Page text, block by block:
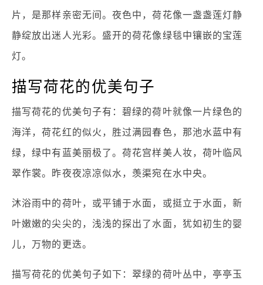
片，是那样亲密无间。夜色中，荷花像一盏盏莲灯静
静绽放出迷人光彩。盛开的荷花像绿毯中镶嵌的宝莲
灯。
描写荷花的优美句子
描写荷花的优美句子有：碧绿的荷叶就像一片绿色的
海洋，荷花红的似火，胜过满园春色，那池水蓝中有
绿，绿中有蓝美丽极了。荷花宫样美人妆，荷叶临风
翠作裳。昨夜夜凉凉似水，羡渠宛在水中央。
沐浴雨中的荷叶，或平铺于水面，或挺立于水面，新
叶嫩嫩的尖尖的，浅浅的探出了水面，犹如初生的婴
儿，万物的更迭。
描写荷花的优美句子如下：翠绿的荷叶丛中，亭亭玉